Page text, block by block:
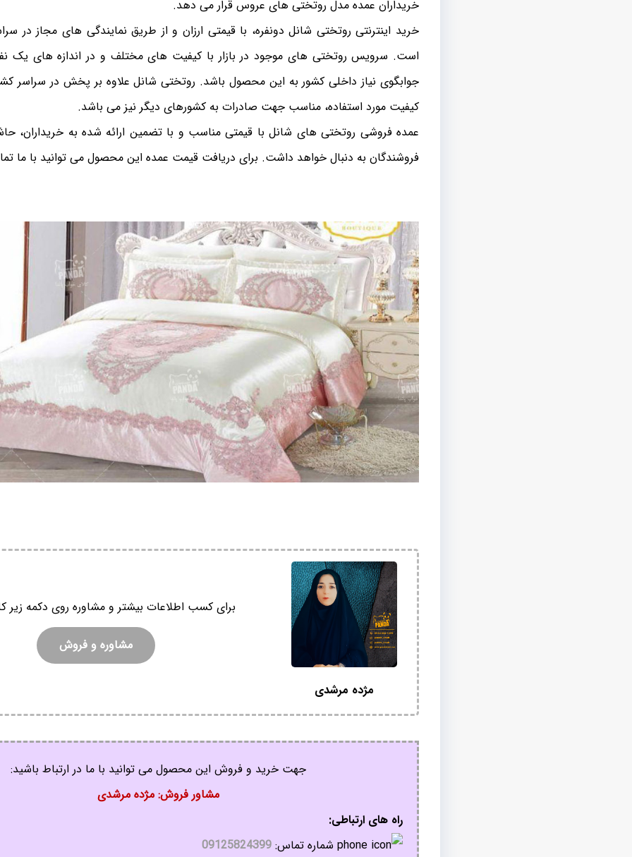
خریداران عمده مدل روتختی های عروس قرار می دهد.
خرید اینترنتی روتختی شانل دونفره، با قیمتی ارزان و از طریق نمایندگی های مجاز در
است. سرویس روتختی های موجود در بازار با کیفیت های مختلف و در اندازه های یک
جوابگوی نیاز داخلی کشور به این محصول باشد. روتختی شانل علاوه بر پخش در سراسر
کیفیت مورد استفاده، مناسب جهت صادرات به کشورهای دیگر نیز می باشد.
عمده فروشی روتختی های شانل با قیمتی مناسب و با تضمین ارائه شده به خریداران،
فروشندگان به دنبال خواهد داشت. برای دریافت قیمت عمده این محصول می توانید با ما
مژده مرشدی
برای کسب اطلاعات بیشتر و مشاوره روی دکمه زیر
مشاوره و فروش
جهت خرید و فروش این محصول می توانید با ما در ارتباط باشید:
مشاور فروش: مژده مرشدی
راه های ارتباطی:
شماره تماس: 09125824399